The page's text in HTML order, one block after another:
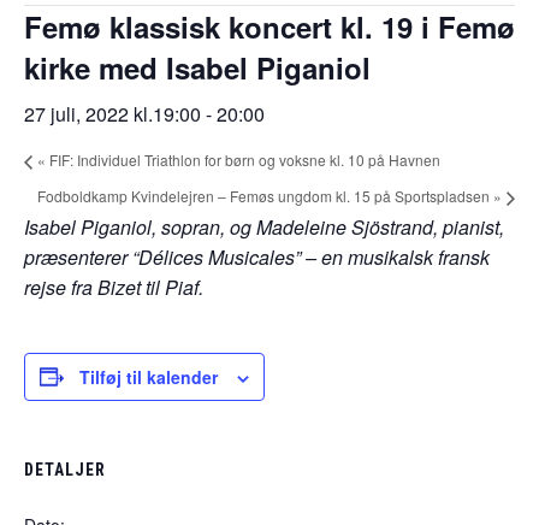
Femø klassisk koncert kl. 19 i Femø
kirke med Isabel Piganiol
27 juli, 2022 kl.19:00 -20:00
« FIF: Individuel Triathlon for børn og voksne kl. 10 på Havnen
Fodboldkamp Kvindelejren – Femøs ungdom kl. 15 på Sportspladsen »
Isabel Piganiol, sopran, og Madeleine Sjöstrand, pianist,
præsenterer “Délices Musicales” – en musikalsk fransk
rejse fra Bizet til Piaf.
Tilføj til kalender
DETALJER